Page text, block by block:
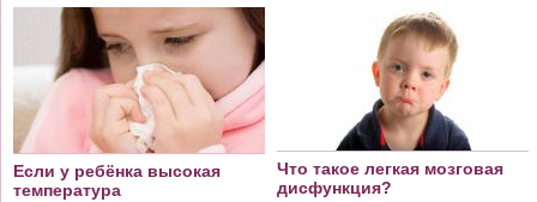
Если у ребёнка высокая
температура
Что такое легкая мозговая
дисфункция?